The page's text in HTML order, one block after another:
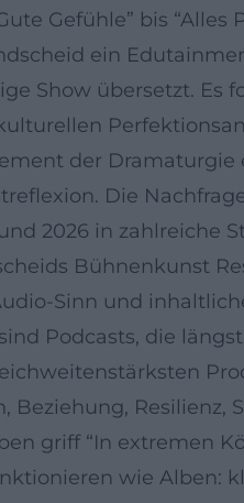
Gefühle” bis “Alles
ein
Show übersetzt. Es
der
Die
2026 in
Bühnenkunst
Sinn und
Podcasts, die
Beziehung,
griff “In extremen
wie Alben: